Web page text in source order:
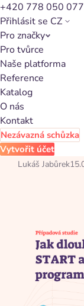
+420 778 050 077
Přihlásit se CZ
Pro značky
Pro tvůrce
Naše platforma
Reference
Katalog
O nás
Kontakt
Nezávazná schůzka
Vytvořit účet
Zpět na články
Jak
START
Affiliate
může být delší
poté dlouhodobé.
Lukáš Jabůrek